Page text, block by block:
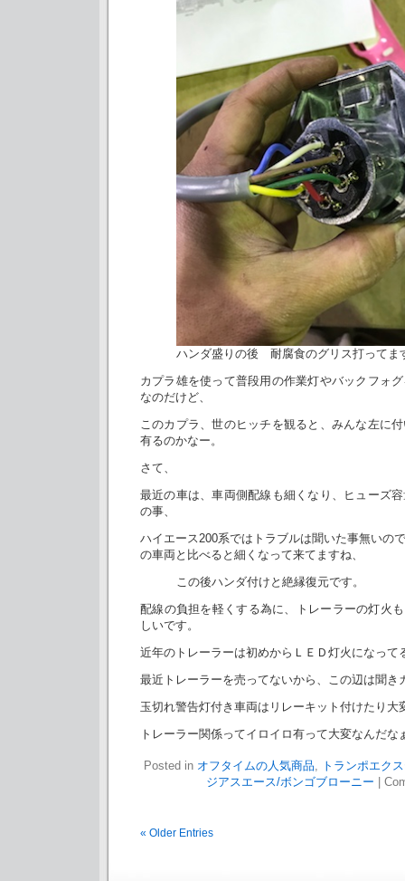
ハンダ盛りの後 耐腐食のグリス打ってま
カプラ雄を使って普段用の作業灯やバックフォ
なのだけど、
このカプラ、世のヒッチを観ると、みんな左に
有るのかなー。
さて、
最近の車は、車両側配線も細くなり、ヒューズ
の事、
ハイエース200系ではトラブルは聞いた事無いの
の車両と比べると細くなって来てますね、
この後ハンダ付けと絶縁復元です。
配線の負担を軽くする為に、トレーラーの灯火
しいです。
近年のトレーラーは初めからＬＥＤ灯火になって
最近トレーラーを売ってないから、この辺は聞き
玉切れ警告灯付き車両はリレーキット付けたり大
トレーラー関係ってイロイロ有って大変なんだな
Posted in オフタイムの人気商品
トランポエク
ジアスエース/ボンゴブローニー
« Older Entries